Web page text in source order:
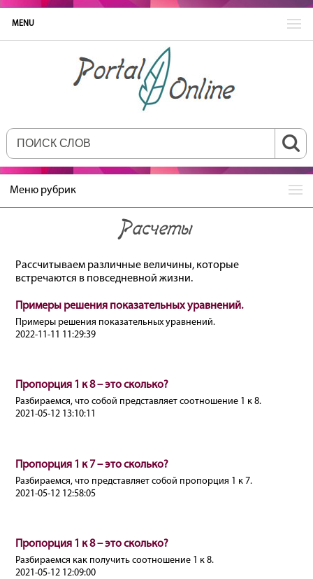
MENU
Меню рубрик
Расчеты
Рассчитываем различные величины, которые
встречаются в повседневной жизни.
Примеры решения показательных уравнений.
Примеры решения показательных уравнений.
2022-11-11 11:29:39
Пропорция 1 к 8 – это сколько?
Разбираемся, что собой представляет соотношение 1 к 8.
2021-05-12 13:10:11
Пропорция 1 к 7 – это сколько?
Разбираемся, что представляет собой пропорция 1 к 7.
2021-05-12 12:58:05
Пропорция 1 к 8 – это сколько?
Разбираемся как получить соотношение 1 к 8.
2021-05-12 12:09:00